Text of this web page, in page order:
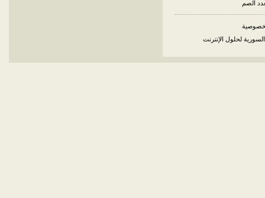
الصم
السورية لحلول الإنترنت